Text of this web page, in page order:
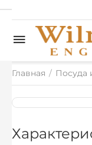
Главная / Посуда